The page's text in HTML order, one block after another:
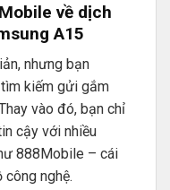
về dịch
A15
nhưng bạn
kiếm gửi gắm
vào đó, bạn chỉ
cậy với nhiều
888Mobile – cái
nghệ.